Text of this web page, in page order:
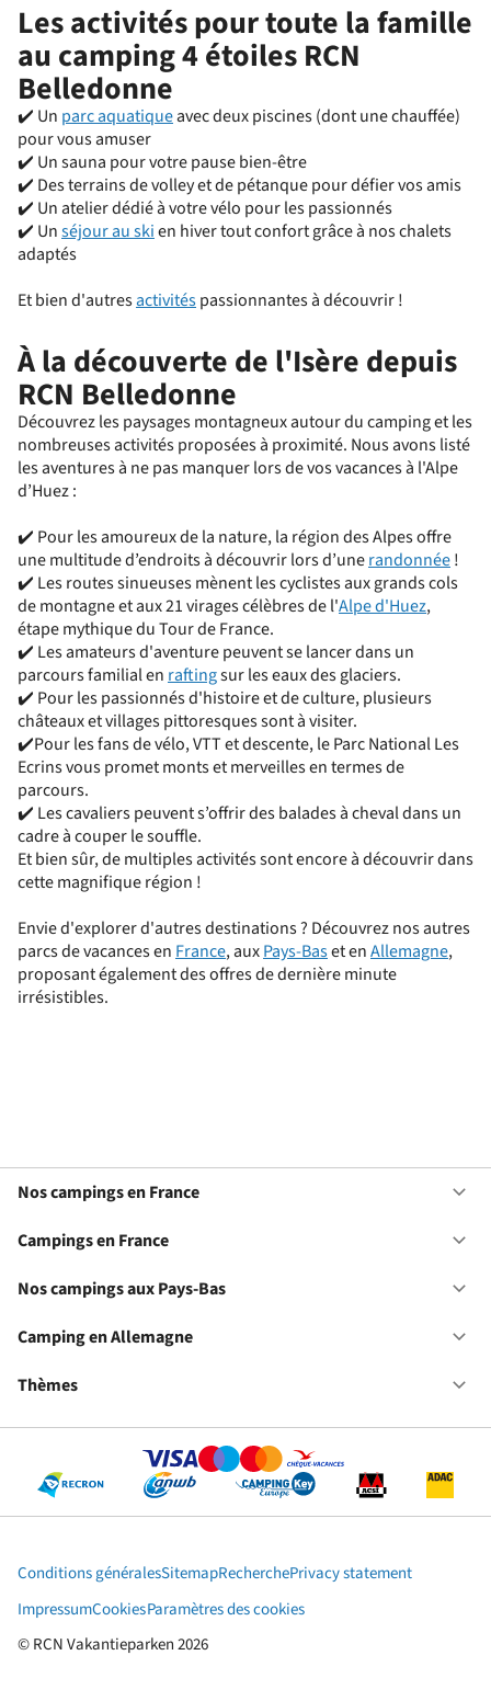
Les activités pour toute la famille
au camping 4 étoiles RCN
Belledonne
✔️ Un parc aquatiqueavec deux piscines (dont une chauffée)
pour vous amuser
✔️ Un sauna pour votre pause bien-être
✔️ Des terrains de volley et de pétanque pour défier vos amis
✔️ Un atelier dédié à votre vélo pour les passionnés
✔️ Unséjour au skien hiver tout confort grâce à nos chalets
adaptés
Et bien d'autresactivitéspassionnantes à découvrir !
À la découverte de l'Isère depuis
RCN Belledonne
Découvrez les paysages montagneux autour du camping et les
nombreuses activités proposées à proximité. Nous avons listé
les aventures à ne pas manquer lors de vos vacances à l'Alpe
d’Huez :
✔️ Pour les amoureux de la nature, la région des Alpes offre
une multitude d’endroits à découvrir lors d’unerandonnée!
✔️ Les routes sinueuses mènent les cyclistes aux grands cols
de montagne et aux 21 virages célèbres de l'Alpe d'Huez,
étape mythique du Tour de France.
✔️ Les amateurs d'aventure peuvent se lancer dans un
parcours familial en raftingsur les eaux des glaciers.
✔️ Pour les passionnés d'histoire et de culture, plusieurs
châteaux et villages pittoresques sont à visiter.
✔️Pour les fans de vélo, VTT et descente, le Parc National Les
Ecrins vous promet monts et merveilles en termes de
parcours.
✔️ Les cavaliers peuvent s’offrir des balades à cheval dans un
cadre à couper le souffle.
Et bien sûr, de multiples activités sont encore à découvrir dans
cette magnifique région !
Envie d'explorer d'autres destinations ? Découvrez nos autres
parcs de vacances en France, auxPays-Baset enAllemagne,
proposant également des offres de dernière minute
irrésistibles.
Nos campings en France
Campings en France
Nos campings aux Pays-Bas
Camping en Allemagne
Thèmes
© RCN Vakantieparken 2026
Conditions généralesSitemapRecherchePrivacy statement
ImpressumCookiesParamètres des cookies